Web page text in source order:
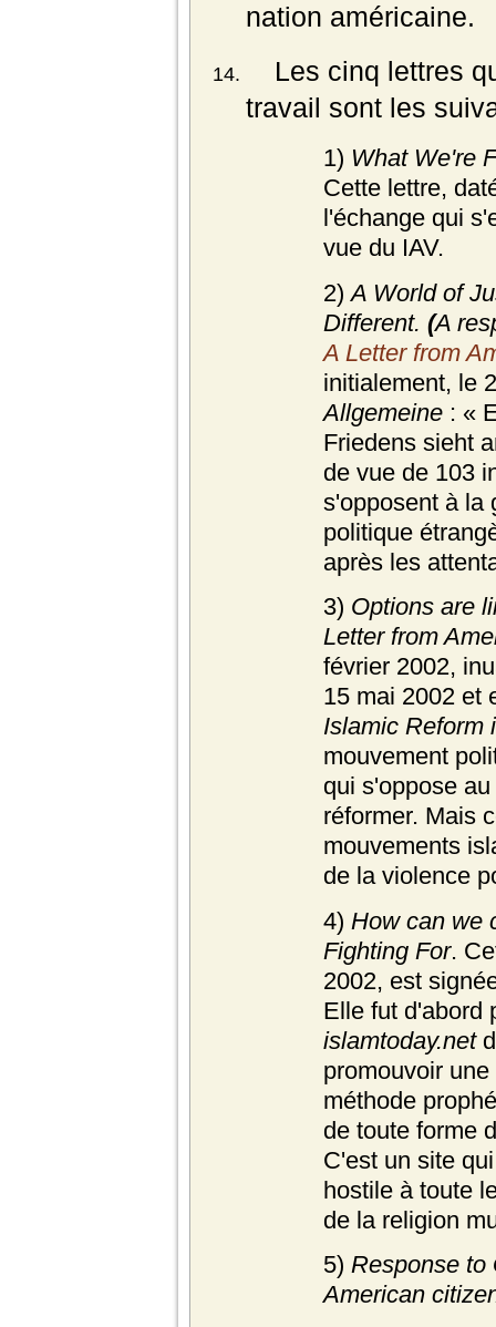
nation américaine.
Les cinq lettres
travail sont les
1) What We're
Cette lettre,
l'échange qui
vue du IAV.
2) A World of
Different. (A
A Letter from
initialement, le
Allgemeine : «
Friedens sieht
de vue de 103
s'opposent à la
politique
après les
3) Options are
Letter from
février 2002,
15 mai 2002 et
Islamic Reform
mouvement
qui s'oppose
réformer. Mais
mouvements
de la violence
4) How can we
Fighting For.
2002, est
Elle fut d'abord
islamtoday.net
promouvoir
méthode
de toute forme
C'est un site
hostile à toute
de la religion
5) Response to
American